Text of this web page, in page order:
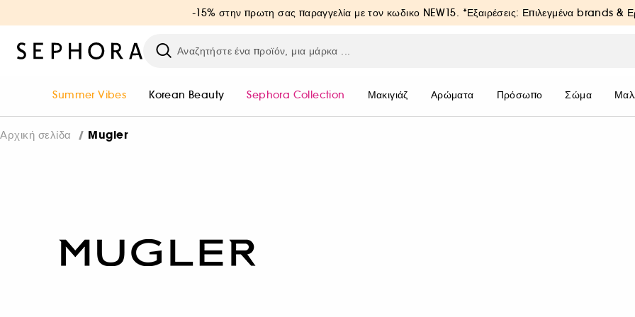
-15% στην πρωτη σας παραγγελία με τον κωδικο NEW15. *Εξαιρέσεις: Επιλεγμένα brands &
Summer Vibes Korean Beauty Sephora Collection Μακιγιάζ Αρώματα Πρόσωπο Σώμα
Αρχική σελίδα Mugler